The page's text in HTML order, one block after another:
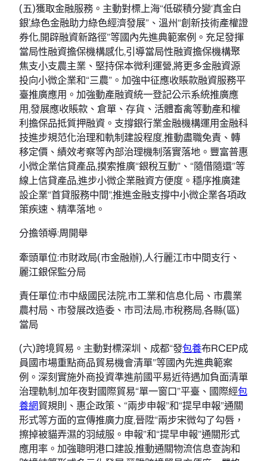
(五)獲取金融服務。主動對標上海“低碳積分變‘真金白
銀’,綠色金融助力綠色經濟發展”、溫州“創新技術產權證
券化,開辟融資新路徑”等國內先進典範案例。充足發揮
當局性融資擔保機構感化,引導當局性融資擔保機構聚
焦支小支農主業、堅持保本微利運營,將更多金融資源
投向小微企業和“三農”。加強中征應收賬款融資服務平
臺推廣應用。加強動產融資統一登記公示系統推廣應
用,發展應收賬款、倉單、存貨、活體畜禽等動產和權
利擔保品抵質押融資。支撐銀行業金融機構運用金融科
技進步規范化治理和軌制建設程度,推動盡職免責、轉
移定價、績效考察等內部治理機制落實落地。豐富普惠
小微企業信貸產品,摸索推廣“銀稅互動”、“隨借隨還”等
線上信貸產品,進步小微企業融資方便度。穩序推廣建
設企業“首貸服務中間”,推進金融支撐中小微企業各項政
策疾速、精準落地。
分擔領導:周開舉
牽頭單位:市財政局(市金融辦),人行麗江市中間支行、
麗江銀保監分局
責任單位:市中級國民法院,市工業和信息化局、市農業
農村局、市發展改造委、市司法局,市稅務局,各縣(區)
當局
(六)跨境貿易。主動對標深圳、成都“發包養布RCEP成
員國市場重點商品貿易機會清單”等國內先進典範案
例。深刻實施外商投資準進前國平易近待遇加負面清單
治理軌制,加年夜對國際貿易“單一窗口”平臺、國際經包
養網貿規則、惠企政策、“兩步申報”和“提早申報”通關
形式等方面的宣傳推廣力度,晉陞“兩步宋微勾了勾唇，
擦掉被貓弄濕的羽絨服。申報”和“提早申報”通關形式
應用率。加強聰明港口建設,推動通關物流信息查詢和